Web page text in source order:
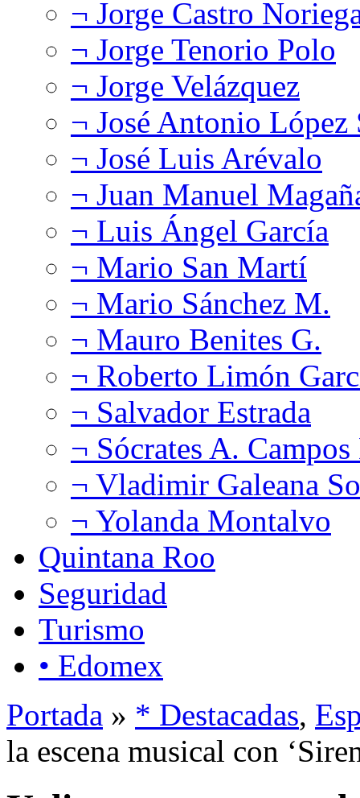
¬ Jorge Castro
¬ Jorge Tenorio Polo
¬ Jorge Velázquez
¬ José Antonio López
¬ José Luis Arévalo
¬ Juan Manuel
¬ Luis Ángel García
¬ Mario San Martí
¬ Mario Sánchez M.
¬ Mauro Benites G.
¬ Roberto Limón
¬ Salvador Estrada
¬ Sócrates A.
¬ Vladimir Galeana
¬ Yolanda Montalvo
Quintana Roo
Seguridad
Turismo
• Edomex
Portada » * Destacadas,
la escena musical con